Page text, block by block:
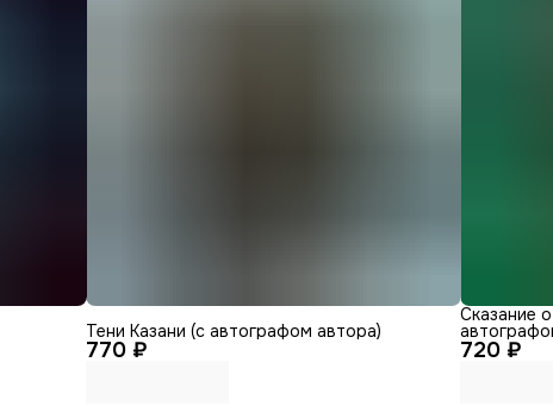
770 ₽
Тени Казани (с автографом автора)
720 ₽
Сказание